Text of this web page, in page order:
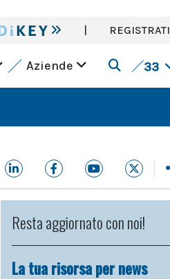
| REGISTRATI
Aziende 33
Resta aggiornato con noi!
La tua risorsa per news